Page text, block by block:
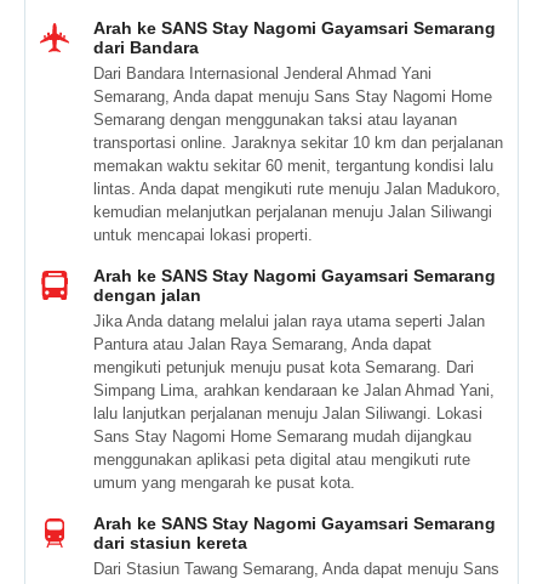
Arah ke SANS Stay Nagomi Gayamsari Semarang
dari Bandara
Dari Bandara Internasional Jenderal Ahmad Yani
Semarang, Anda dapat menuju Sans Stay Nagomi Home
Semarang dengan menggunakan taksi atau layanan
transportasi online. Jaraknya sekitar 10 km dan perjalanan
memakan waktu sekitar 60 menit, tergantung kondisi lalu
lintas. Anda dapat mengikuti rute menuju Jalan Madukoro,
kemudian melanjutkan perjalanan menuju Jalan Siliwangi
untuk mencapai lokasi properti.
Arah ke SANS Stay Nagomi Gayamsari Semarang
dengan jalan
Jika Anda datang melalui jalan raya utama seperti Jalan
Pantura atau Jalan Raya Semarang, Anda dapat
mengikuti petunjuk menuju pusat kota Semarang. Dari
Simpang Lima, arahkan kendaraan ke Jalan Ahmad Yani,
lalu lanjutkan perjalanan menuju Jalan Siliwangi. Lokasi
Sans Stay Nagomi Home Semarang mudah dijangkau
menggunakan aplikasi peta digital atau mengikuti rute
umum yang mengarah ke pusat kota.
Arah ke SANS Stay Nagomi Gayamsari Semarang
dari stasiun kereta
Dari Stasiun Tawang Semarang, Anda dapat menuju Sans